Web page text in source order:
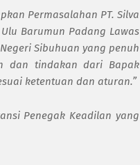
Permasalahan PT. Silva
Barumun Padang Lawas
Sibuhuan yang penuh
dan tindakan dari Bapak
ketentuan dan aturan.”
Penegak Keadilan yang